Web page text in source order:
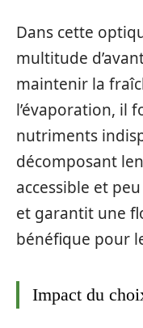
Dans cette
multitude
maintenir la
l’évaporation, il
nutriments
décomposant
accessible et
et garantit une
bénéfique pour
Impact du